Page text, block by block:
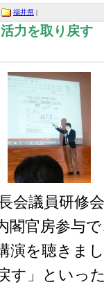
福井県 |
力を取り戻す
会議員研修
閣官房参与
演を聴きま
す」といっ